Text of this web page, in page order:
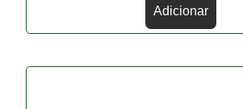
Adicionar